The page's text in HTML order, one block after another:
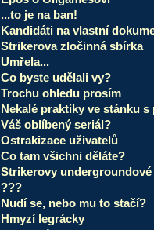
...to je na ban!
Kandidáti na vlastní
Strikerova zločinná sbírka
Umřela...
Co byste udělali vy?
Trochu ohledu prosím
Nekalé praktiky ve stánku s
Váš oblíbený seriál?
Ostrakizace uživatelů
Co tam všichni děláte?
Strikerovy undergroundové
???
Nudí se, nebo mu to stačí?
Hmyzí legrácky